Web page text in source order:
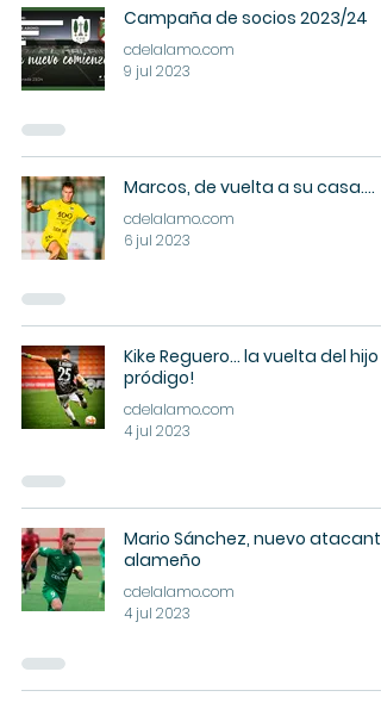
Campaña de socios 2023/24
cdelalamo.com
9 jul 2023
Marcos, de vuelta a su casa....
cdelalamo.com
6 jul 2023
Kike Reguero... la vuelta del hijo
pródigo!
cdelalamo.com
4 jul 2023
Mario Sánchez, nuevo atacante
alameño
cdelalamo.com
4 jul 2023